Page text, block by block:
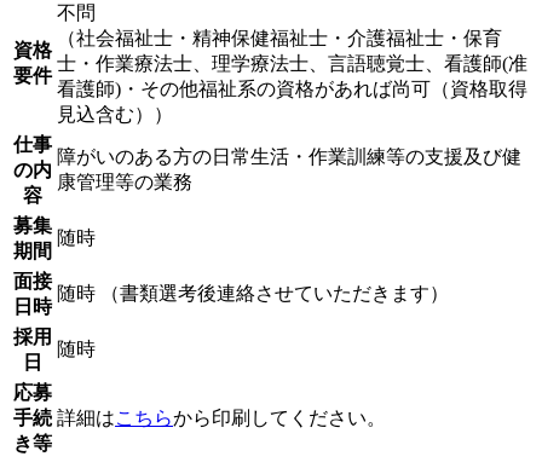
資格
要件
不問
（社会福祉士・精神保健福祉士・介護福祉士・保育
士・作業療法士、理学療法士、言語聴覚士、看護師(准
看護師)・その他福祉系の資格があれば尚可（資格取得
見込含む））
仕事
の内
容
障がいのある方の日常生活・作業訓練等の支援及び健
康管理等の業務
募集
期間
随時
面接
日時
随時 （書類選考後連絡させていただきます）
採用
日
随時
応募
手続
き等
詳細はこちらから印刷してください。